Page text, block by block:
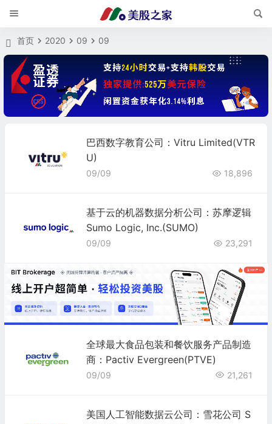
首页 2020 09 09
巴西数字教育公司：Vitru Limited(VTR
U)
09/09 18,896
基于云的机器数据分析公司：苏摩逻辑
Sumo Logic, Inc.(SUMO)
09/09 23,291
全球最大食品包装和餐饮服务产品制造
商：Pactiv Evergreen(PTVE)
09/09 21,261
美国人工智能数据云公司：雪花公司 S